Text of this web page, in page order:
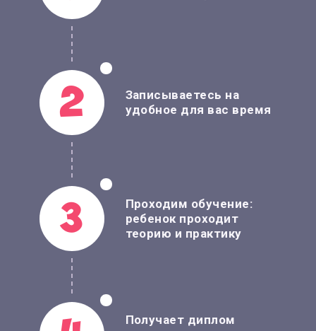
2
Записываетесь на
удобное для вас время
3
Проходим обучение:
ребенок проходит
теорию и практику
Получает диплом